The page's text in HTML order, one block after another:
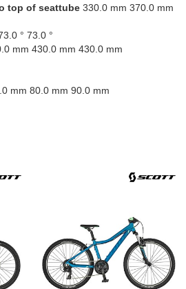
top of seattube 330.0 mm 370.0 mm
° 73.0 °
mm 430.0 mm 430.0 mm
mm 80.0 mm 90.0 mm